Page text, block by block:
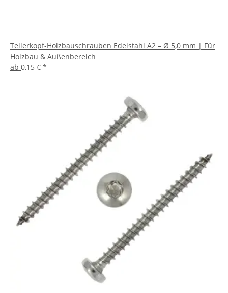
Tellerkopf-Holzbauschrauben Edelstahl A2 – Ø 5,0 mm | Für
Holzbau & Außenbereich
ab 0,15 € *